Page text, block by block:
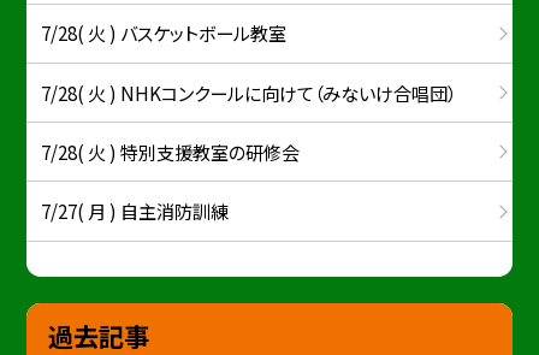
7/28( 火 ) バスケットボール教室
7/28( 火 ) NHKコンクールに向けて（みないけ合唱団）
7/28( 火 ) 特別支援教室の研修会
7/27( 月 ) 自主消防訓練
過去記事